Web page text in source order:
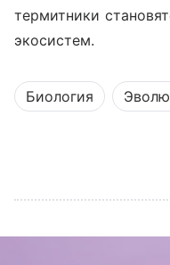
термитники
экосистем.
Биология